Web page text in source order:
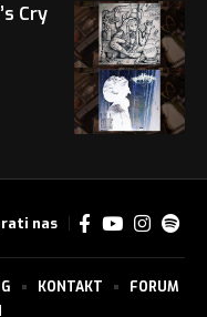
Cry
nas
KONTAKT
FORUM